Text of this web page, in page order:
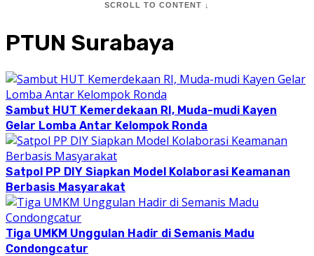
SCROLL TO CONTENT ↓
PTUN Surabaya
Sambut HUT Kemerdekaan RI, Muda-mudi Kayen
Gelar Lomba Antar Kelompok Ronda
Satpol PP DIY Siapkan Model Kolaborasi Keamanan
Berbasis Masyarakat
Tiga UMKM Unggulan Hadir di Semanis Madu
Condongcatur